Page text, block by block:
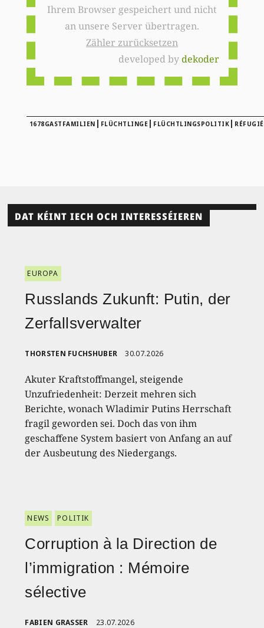
Ihrem Browser gespeichert und nicht
an unsere Server übertragen.
Zähler zurücksetzen
developed bydekoder
1678GASTFAMILIEN | FLÜCHTLINGE | FLÜCHTLINGSPOLITIK |
DAT KÉINT IECH OCH INTERESSÉIEREN
EUROPA
Russlands Zukunft: Putin, der
Zerfallsverwalter
THORSTEN FUCHSHUBER 30.07.2026
Akuter Kraftstoffmangel, steigende
Unzufriedenheit: Derzeit mehren sich
Berichte, wonach Wladimir Putins Herrschaft
fragil geworden sei. Doch das von ihm
geschaffene System basiert von Anfang an auf
der Ausbeutung des Niedergangs.
NEWS POLITIK
Corruption à la Direction de
l’immigration : Mémoire
sélective
FABIEN GRASSER 23.07.2026